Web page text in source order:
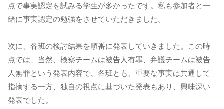
点で事実認定を試みる学生が多かったです。私も参加者と一
緒に事実認定の勉強をさせていただきました。
次に、各班の検討結果を順番に発表していきました。この時
点では、当然、検察チームは被告人有罪、弁護チームは被告
人無罪という発表内容で、各班とも、重要な事実は共通して
指摘する一方、独自の視点に基づいた発表もあり、興味深い
発表でした。